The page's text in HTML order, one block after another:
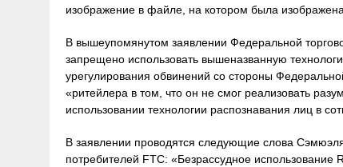
изображение в файле, на котором была
В вышеупомянутом заявлении Федеральной
запрещено использовать вышеназванную
урегулирования обвинений со стороны
«ритейлера в том, что он не смог реализовать
использовании технологии распознавания лиц в
В заявлении проводятся следующие слова
потребителей FTC: «Безрассудное использование